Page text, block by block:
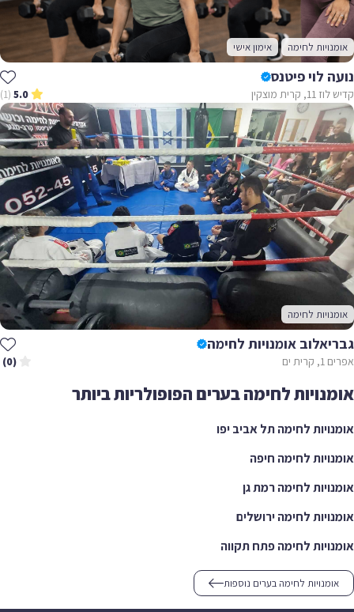
אומנויות לחימה אימון אישי
נועה לוי פיטנס
קדיש לוז 11, קרית מוצקין 5.0
(1)
אומנויות לחימה
גבריאלוב אומנויות לחימה
אפרים 1, קרית ים (0)
אומנויות לחימה בערים הפופולריות ביותר
אומנויות לחימה תל אביב יפו
אומנויות לחימה חיפה
אומנויות לחימה רמת גן
אומנויות לחימה ירושלים
אומנויות לחימה פתח תקווה
אומנויות לחימה בערים נוספות